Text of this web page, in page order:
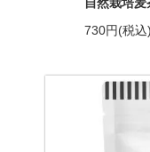
730円(税込)